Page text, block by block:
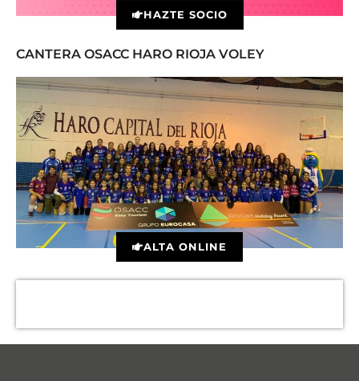
HAZTE SOCIO
CANTERA OSACC HARO RIOJA VOLEY
ALTA ONLINE